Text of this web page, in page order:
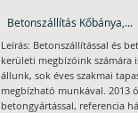
Betonszállítás Kőbánya,...
Leírás: Betonszállítással és
kerületi megbízóink számára
állunk, sok éves szakmai
megbízható munkával. 2013
betongyártással, referencia